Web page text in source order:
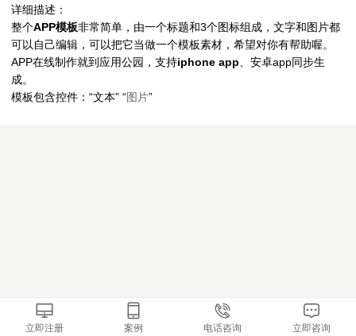
详细描述：
整个APP模板非常简单，由一个标题和3个图标组成，文字和图片都
可以自己编辑，可以把它当做一个模板素材，希望对你有帮助喔。
APP在线制作就到应用公园，支持iphone app、安卓app同步生
成。
模板包含控件：“文本” “图片”
立即注册 案例 电话咨询 立即咨询